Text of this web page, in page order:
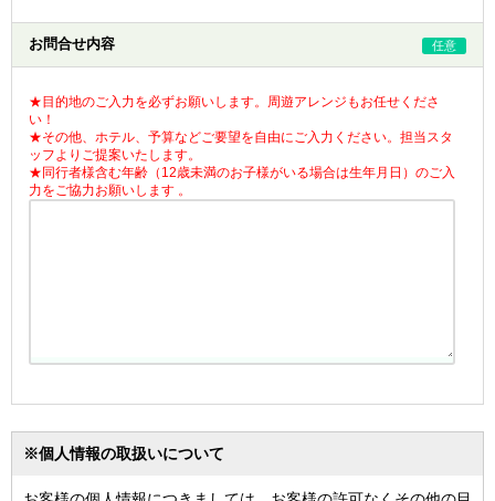
お問合せ内容 任意
★目的地のご入力を必ずお願いします。周遊アレンジもお任せくださ
い！
★その他、ホテル、予算などご要望を自由にご入力ください。担当スタ
ッフよりご提案いたします。
★同行者様含む年齢（12歳未満のお子様がいる場合は生年月日）のご入
力をご協力お願いします 。
※個人情報の取扱いについて